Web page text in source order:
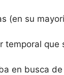
(en su
temporal que
en busca